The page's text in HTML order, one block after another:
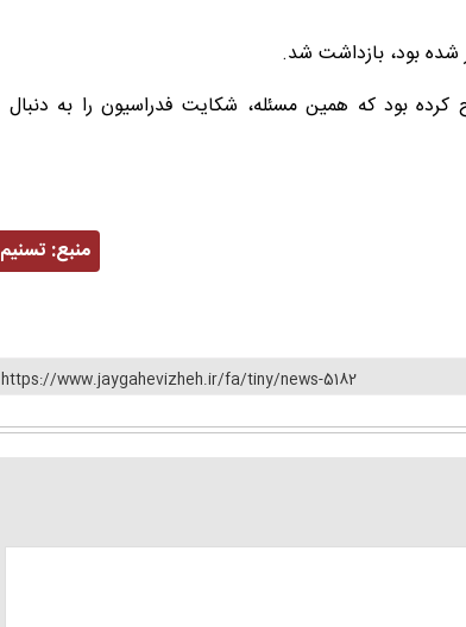
شده بود، بازداشت شد.
کرده بود که همین مسئله، شکایت فدراسیون را به دنبال
منبع: تسنیم
https://www.jaygahevizheh.ir/fa/tiny/news-5182